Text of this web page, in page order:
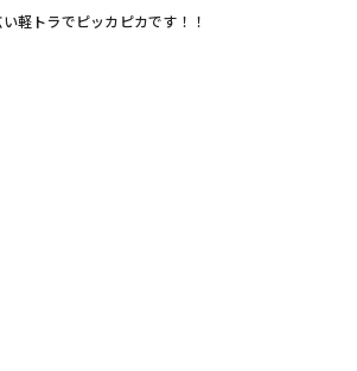
軽トラでピッカピカです！！